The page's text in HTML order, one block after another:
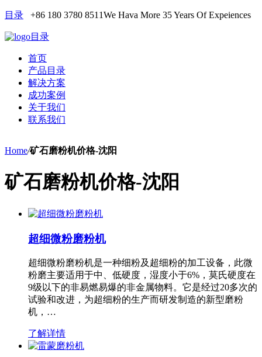
目录 +86 180 3780 8511We Hava More 35 Years Of Expeiences
目录
首页
产品目录
解决方案
成功案例
关于我们
联系我们
Home/矿石磨粉机价格-沈阳
矿石磨粉机价格-沈阳
超细微粉磨粉机
超细微粉磨粉机是一种细粉及超细粉的加工设备，此微
粉磨主要适用于中、低硬度，湿度小于6%，莫氏硬度在
9级以下的非易燃易爆的非金属物料。它是经过20多次的
试验和改进，为超细粉的生产而研发制造的新型磨粉
机，…
了解详情